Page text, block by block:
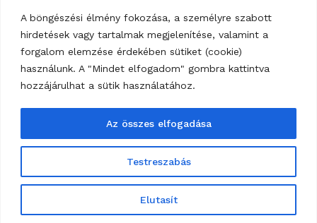
A böngészési élmény fokozása, a személyre szabott
hirdetések vagy tartalmak megjelenítése, valamint a
forgalom elemzése érdekében sütiket (cookie)
használunk. A "Mindet elfogadom" gombra kattintva
hozzájárulhat a sütik használatához.
Testreszabás
Elutasít
Az összes elfogadása
BITCOIN
7
Strategy Bitcoin-válság: ki fizeti a 64 milliárdos
fogadást?